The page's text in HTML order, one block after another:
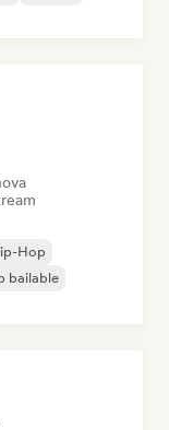
Hop
bailable